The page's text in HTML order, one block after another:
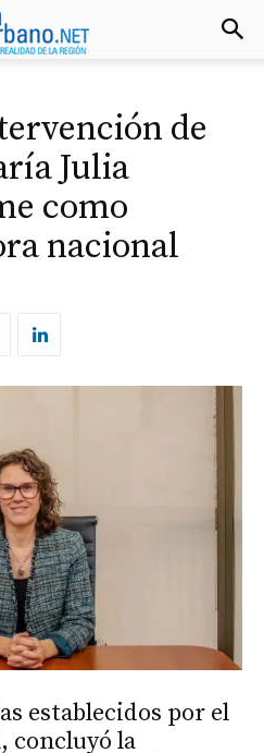
de
Julia
como
nacional
establecidos por el
concluyó la